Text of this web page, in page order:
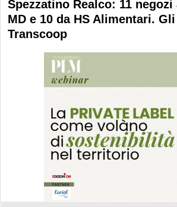
Spezzatino Realco: 11
MD e 10 da HS Alimentari.
Transcoop